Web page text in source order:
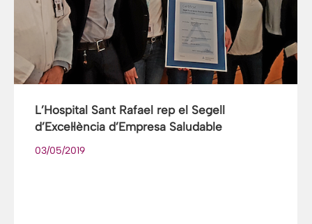
L’Hospital Sant Rafael rep el Segell
d’Excel·lència d’Empresa Saludable
03/05/2019